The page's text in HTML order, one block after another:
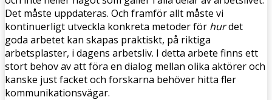
Det måste uppdateras. Och framför allt måste vi
kontinuerligt utveckla konkreta metoder för hurdet
goda arbetet kan skapas praktiskt, på riktiga
arbetsplaster, i dagens arbetsliv. I detta arbete finns ett
stort behov av att föra en dialog mellan olika aktörer och
kanske just facket och forskarna behöver hitta fler
kommunikationsvägar.